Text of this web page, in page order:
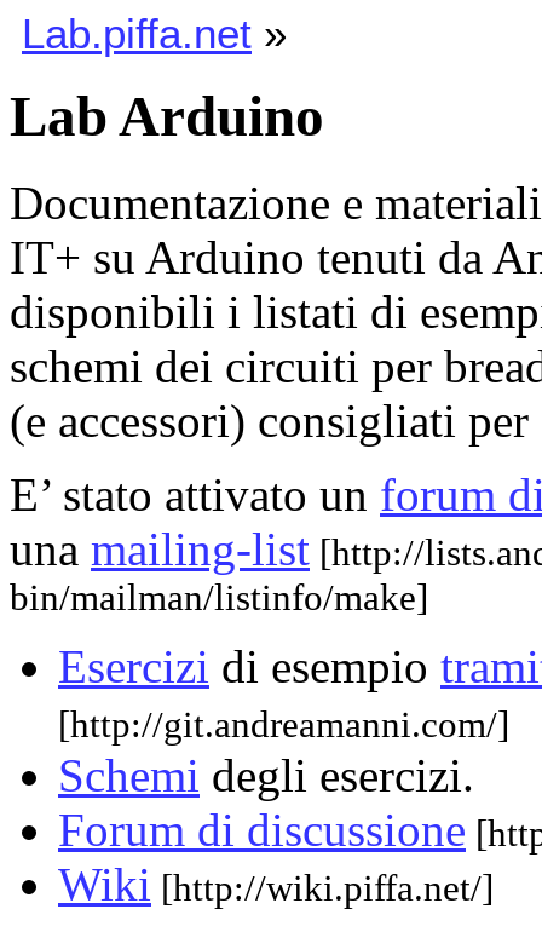
Lab.piffa.net »
Lab Arduino
Documentazione e
IT+ su Arduino tenuti da
disponibili i listati di
schemi dei circuiti per
(e accessori) consigliati
E’ stato attivato un forum
una mailing-list [http://
bin/mailman/listinfo/make]
Esercizi di esempio
[http://git.andreamanni.com/]
Schemi degli esercizi.
Forum di discussione
Wiki [http://wiki.piffa.net/]